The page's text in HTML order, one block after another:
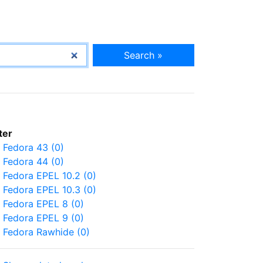
Search »
Fedora 43 (0)
Fedora 44 (0)
Fedora EPEL 10.2 (0)
Fedora EPEL 10.3 (0)
Fedora EPEL 8 (0)
Fedora EPEL 9 (0)
Fedora Rawhide (0)